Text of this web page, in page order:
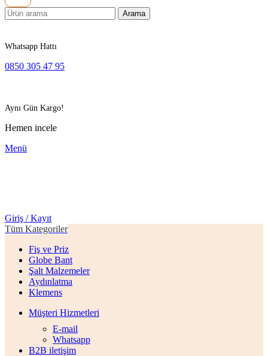
Arama
Whatsapp Hattı
0850 305 47 95
Aynı Gün Kargo!
Hemen incele
Menü
Giriş / Kayıt
Tüm Kategoriler
Fiş ve Priz
Globe Bant
Şalt Malzemeler
Aydınlatma
Klemens
Müşteri Hizmetleri
E-mail
Whatsapp
B2B iletişim